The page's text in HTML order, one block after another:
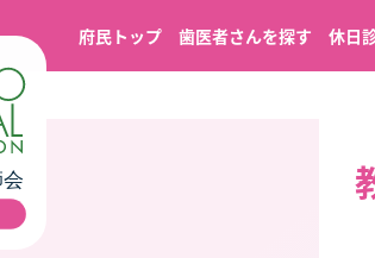
府民トップ 歯医者さんを探す 休日